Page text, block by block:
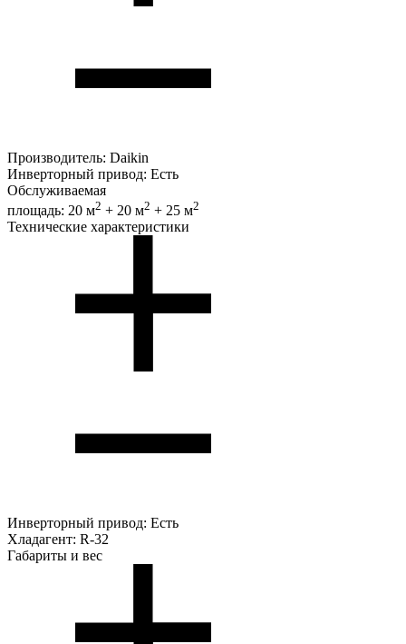
Производитель: Daikin
Инверторный привод: Есть
Обслуживаемая
площадь: 20 м2 + 20 м2 + 25 м2
Технические характеристики
Инверторный привод: Есть
Хладагент: R-32
Габариты и вес